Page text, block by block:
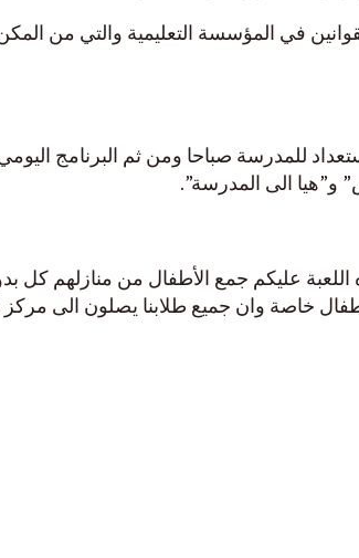
في المؤسسة التعليمية والتي من
للمدرسة صباحا ومن ثم البرنامج
و”هيا الى المدرسة”.
اللعبة عليكم جمع الأطفال من منازلهم كل
خاصة وان جميع طلابنا يصلون الى